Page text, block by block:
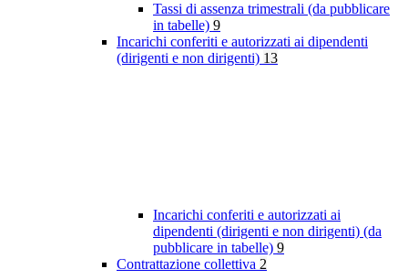
Tassi di assenza trimestrali (da pubblicare
in tabelle) 9
Incarichi conferiti e autorizzati ai dipendenti
(dirigenti e non dirigenti) 13
Incarichi conferiti e autorizzati ai
dipendenti (dirigenti e non dirigenti) (da
pubblicare in tabelle) 9
Contrattazione collettiva 2